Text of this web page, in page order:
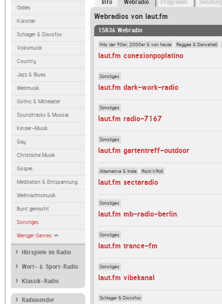
Oldies
Künstler
Schlager & Discofox
Volksmusik
Country
Jazz & Blues
Weltmusik
Gothic & Mittelalter
Soundtracks & Musical
Kinder-Musik
Gay
Christliche Musik
Gospel
Meditation & Entspannung
Weihnachtsmusik
Bunt gemischt
Sonstiges
Weniger Genres
Hörspiele im Radio
Wort- & Sport-Radio
Klassik-Radio
Radiosender
Info Webradio Programm
Webradios von laut.fm
15836 Webradio
Hits der 90er, 2000er & von heute Reggae & Dancehall
laut.fm conexionpoplatino
Sonstiges
laut.fm dark-work-radio
Sonstiges
laut.fm radio-7167
Sonstiges
laut.fm gartentreff-outdoor
Alternative & Indie Rock'n'Roll
laut.fm sectaradio
Sonstiges
laut.fm mb-radio-berlin
Sonstiges
laut.fm trance-fm
Sonstiges
laut.fm vibekanal
Schlager & Discofox